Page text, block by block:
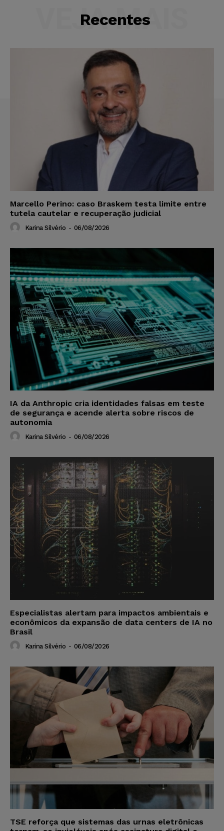
Recentes
VEJA MAIS
Marcello Perino: caso Braskem testa limite entre
tutela cautelar e recuperação judicial
Karina Silvério - 06/08/2026
IA da Anthropic cria identidades falsas em teste
de segurança e acende alerta sobre riscos de
autonomia
Karina Silvério - 06/08/2026
Especialistas alertam para impactos ambientais e
econômicos da expansão de data centers de IA no
Brasil
Karina Silvério - 06/08/2026
TSE reforça que sistemas das urnas eletrônicas